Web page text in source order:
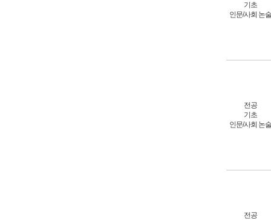
기초
인문/사회 논술
전공
기초
인문/사회 논술
전공